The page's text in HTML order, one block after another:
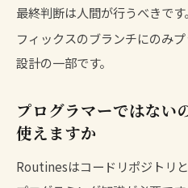
最終判断は人間が行うべきで
フィックスのブランチにのみ
設計の一部です。
プログラマーではな
使えますか
Routinesはコードリポジトリ